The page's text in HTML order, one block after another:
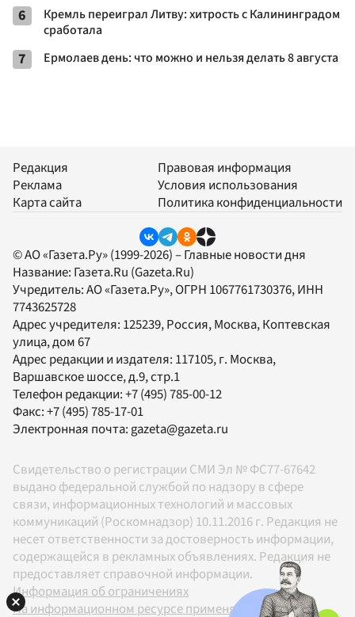
6
Кремль переиграл Литву: хитрость с Калининградом
сработала
7 Ермолаев день: что можно и нельзя делать 8 августа
Редакция
Реклама
Карта сайта
Правовая информация
Условия использования
Политика конфиденциальности
© АО «Газета.Ру» (1999-2026) – Главные новости дня
Название: Газета.Ru (Gazeta.Ru)
Учредитель:АО «Газета.Ру», ОГРН 1067761730376, ИНН
7743625728
Адрес учредителя: 125239, Россия, Москва, Коптевская
улица, дом 67
Адрес редакции и издателя: 117105, г. Москва,
Варшавское шоссе, д.9, стр.1
Телефон редакции:+7 (495) 785-00-12
Факс:+7 (495) 785-17-01
Электронная почта:gazeta@gazeta.ru
Свидетельство о регистрации СМИ Эл № ФС77-67642
выдано федеральной службой по надзору в сфере
связи, информационных технологий и массовых
коммуникаций (Роскомнадзор) 10.11.2016 г. Редакция не
несет ответственности за достоверность информации,
содержащейся в рекламных объявлениях. Редакция не
предоставляет справочной информации.
Информация об ограничениях
На информационном ресурсе применяются